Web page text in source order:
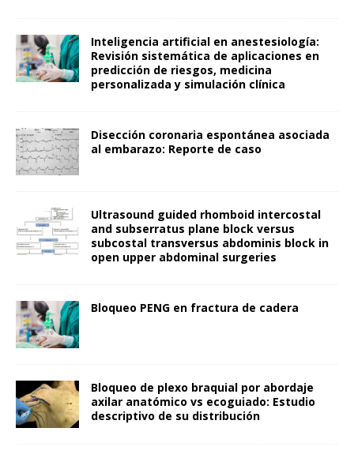
Inteligencia artificial en anestesiología:
Revisión sistemática de aplicaciones en
predicción de riesgos, medicina
personalizada y simulación clínica
Disección coronaria espontánea asociada
al embarazo: Reporte de caso
Ultrasound guided rhomboid intercostal
and subserratus plane block versus
subcostal transversus abdominis block in
open upper abdominal surgeries
Bloqueo PENG en fractura de cadera
Bloqueo de plexo braquial por abordaje
axilar anatómico vs ecoguiado: Estudio
descriptivo de su distribución